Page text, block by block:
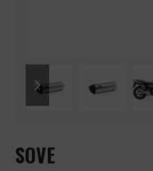
slide
slide
SOVE